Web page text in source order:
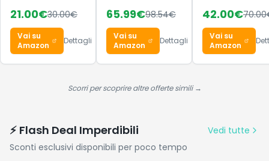
Slides Sandal,
Distilled
Pink/crystal
white/dash
grey, 40.5 EU
21.00€30.00€
Vai su
Amazon
Dettagli
61 x 74 cm -
Scrivania
Ufficio
Multiuso in
Metallo e
da Montare -
65.99€98.54€
Vai su
Amazon
Dettagli
Strata/Chalk
White/Gum 3,
44 EU
42.00€70.00
Vai su
Amazon
Scorri per scoprire altre offerte simili →
⚡ Flash Deal Imperdibili
Vedi tutte
Sconti esclusivi disponibili per poco tempo